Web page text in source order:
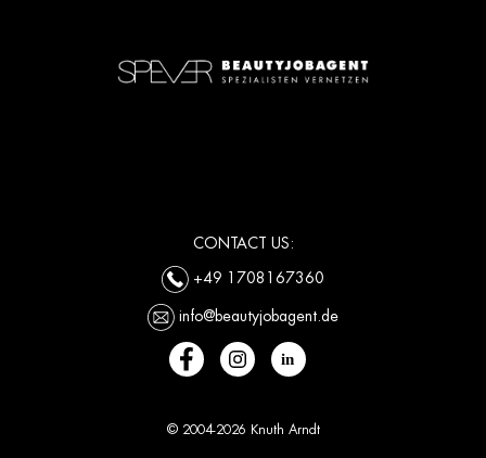
CONTACT US:
+49 1708167360
info@beautyjobagent.de
© 2004-2026 Knuth Arndt